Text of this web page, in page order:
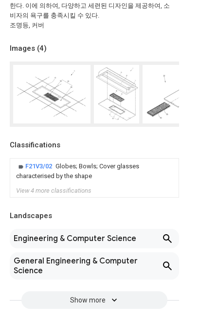
한다. 이에 의하여, 다양하고 세련된 디자인을 제공하여, 소
비자의 욕구를 충족시킬 수 있다.
조명등, 커버
Images (4)
Classifications
F21V3/02 Globes; Bowls; Cover glasses
characterised by the shape
View 4 more classifications
Landscapes
Engineering & Computer Science
General Engineering & Computer
Science
Show more